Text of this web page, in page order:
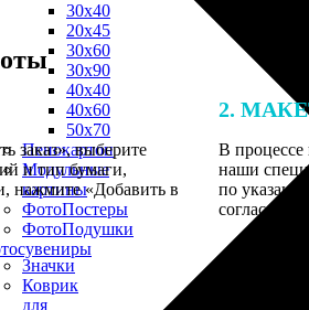
30х40
20х45
30х60
30х90
40х40
40х60
50х70
Пенокартон
Модульные
картины
ФотоПостеры
ФотоПодушки
Значки
Коврик
для
заказ», выберите
и тип бумаги,
нажмите «Добавить в
2.
В процессе
наши
по